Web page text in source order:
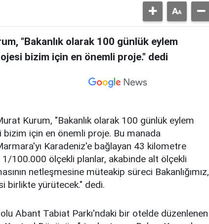
"Bakanlık olarak 100 günlük eylem
bizim için en önemli proje." dedi
Kurum, "Bakanlık olarak 100 günlük eylem
bizim için en önemli proje. Bu manada
Karadeniz'e bağlayan 43 kilometre
100.000 ölçekli planlar, akabinde alt ölçekli
netleşmesine müteakip süreci Bakanlığımız,
birlikte yürütecek." dedi.
Abant Tabiat Parkı'ndaki bir otelde düzenlenen